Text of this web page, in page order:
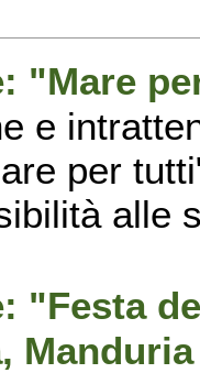
"Mare
e
per
alle
"Festa